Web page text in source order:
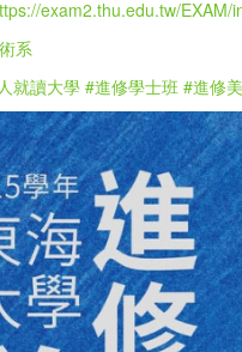
exam2.thu.edu.tw/EXAM/
系
就讀大學#進修學士班 #進修